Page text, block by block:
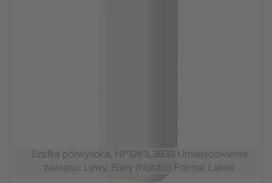
Szafka półwysoka, HP1261L3939 Umiejscowienie
zawiasu: Lewy, Biały (Nordic) Półmat Lakier